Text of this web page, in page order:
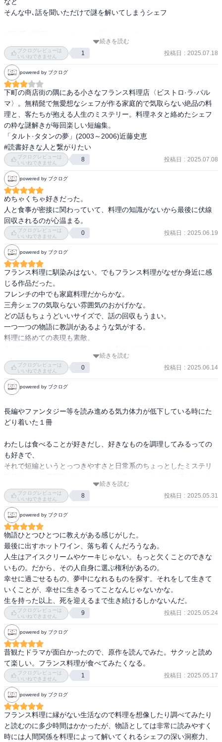
そんな中､話を聞いただけで謎を解いてしまうシェフ
しかも全部違うテイスト
まるでフレンチ料理のように
個人的には最後の話が好き
きちんと向き合って欲しい…
それにしても､シェフの推理力が凄すぎ笑
続きを読む
ブクログレビューは
いいねできません
1 投稿日 : 2025.07.18
powered by ブクログ
下町の商店街の隅にある小さなフランス料理店〈ビストロ·ラ·パル
マ〉。無精髭で無愛想なシェフが作る家庭的で気取らない絶品の料
理と、客たちが抱える人生のミステリー。料理ネタと絡めたシェフ
の粋な謎解きが毎回楽しい短編集。
「タルト·タタンの夢」(2003～2006)近藤史恵
#読書好きな人と繋がりたい
ブクログレビューは
いいねできません
8 投稿日 : 2025.07.08
powered by ブクログ
めちゃくちゃ好きだった。
人と食事が密接に関わっていて、料理の知識がないから最後に伏線
回収されるのが心温まる。
ブクログレビューは
いいねできません
0 投稿日 : 2025.06.19
powered by ブクログ
フランス料理に馴染みはない。でもフランス料理がなぜか身近に感
じる作品だった。
フレンチの中でも家庭料理だからかな。
三舟シェフの気取らない雰囲気のおかげかな。
どの話もちょうどいいサイズで、話の回収もうまい。
一つ一つの物語に教訓があるような気がする。
料理に絡めての表現も素敵。
ない。
是非またこの物語にお邪魔したいです。
続きを読む
ブクログレビューは
いいねできません
0 投稿日 : 2025.06.14
powered by ブクログ
長編やファンタジー等を読み進める気力体力が低下している時にた
どり着いた１冊
わたしは食べることが好きだし、好きなものを調理してみるっての
も好きで、
それで短編というとっつきやすさと日常系のちょっとしたミステリ
以前は図書館で借りて読んだかな
今回読むのは２回目！
文庫を手元に置くことにしました
続編の２冊目もぽちぽちっと
ドラマの三舟シェフとこちらの原作との三舟シェフとはルックスと
か雰囲気がわりと異なる印象なのだけど、どちらのシェフもとても
好きです
続きを読む
ブクログレビューは
いいねできません
8 投稿日 : 2025.05.31
powered by ブクログ
物語ひとつひとつに教えがある感じがした。
最後に出すホットワイン、落ち着くんだろうなあ。
人生はアイスクリームやケーキじゃない。もっと欠くことのできな
いもの。だから、その人自身に選ぶ権利があるの。
幸せに過ごせるもの、夢中になれるものを探す。それをして生きて
いくことが、幸せに生きるってことなんじゃないかな。
生を持った以上、死を迎えるまで生き続けるしかないんだ。
ブクログレビューは
いいねできません
9 投稿日 : 2025.05.24
powered by ブクログ
昔観たドラマが面白かったので、原作を読んでみた。サクッと読め
て楽しい。フランス料理が食べてみたくなる。
ブクログレビューは
いいねできません
1 投稿日 : 2025.05.17
powered by ブクログ
フランス料理に縁がない生活なので料理を想像したり調べてみたり
と読むのに多少時間はかかったが、物語としては非常に読みやすく
時には人間関係を料理によって解いてくれるシェフの深い洞察力、